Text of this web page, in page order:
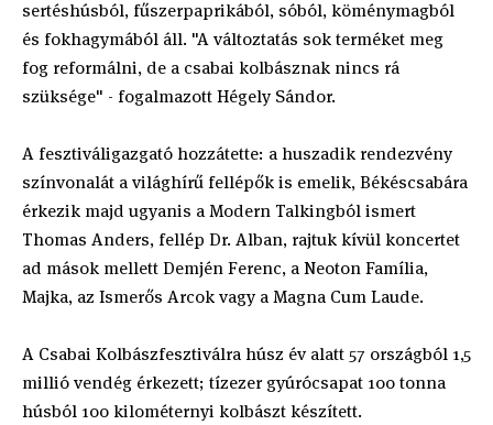
sertéshúsból, fűszerpaprikából, sóból, köménymagból
és fokhagymából áll. "A változtatás sok terméket meg
fog reformálni, de a csabai kolbásznak nincs rá
szüksége" - fogalmazott Hégely Sándor.
A fesztiváligazgató hozzátette: a huszadik rendezvény
színvonalát a világhírű fellépők is emelik, Békéscsabára
érkezik majd ugyanis a Modern Talkingból ismert
Thomas Anders, fellép Dr. Alban, rajtuk kívül koncertet
ad mások mellett Demjén Ferenc, a Neoton Família,
Majka, az Ismerős Arcok vagy a Magna Cum Laude.
A Csabai Kolbászfesztiválra húsz év alatt 57 országból 1,5
millió vendég érkezett; tízezer gyúrócsapat 100 tonna
húsból 100 kilométernyi kolbászt készített.